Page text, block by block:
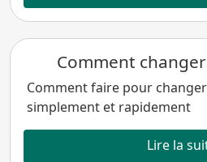
Comment
Comment faire pour
simplement et rapidement
Lire la